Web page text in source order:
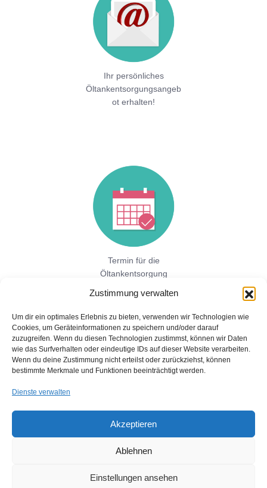
Zustimmung verwalten
Um dir ein optimales Erlebnis zu bieten, verwenden wir Technologien wie
Cookies, um Geräteinformationen zu speichern und/oder darauf
zuzugreifen. Wenn du diesen Technologien zustimmst, können wir Daten
wie das Surfverhalten oder eindeutige IDs auf dieser Website verarbeiten.
Wenn du deine Zustimmung nicht erteilst oder zurückziehst, können
bestimmte Merkmale und Funktionen beeinträchtigt werden.
Dienste verwalten
Akzeptieren
Ablehnen
Einstellungen ansehen
Ihr persönliches
Öltankentsorgungsangeb
ot erhalten!
Termin für die
Öltankentsorgung
Jetzt hier direkt ein unverbindliches
Festpreisangebot einholen!